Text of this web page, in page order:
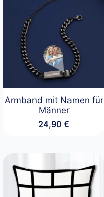
Armband mit Namen für
Männer
24,90€